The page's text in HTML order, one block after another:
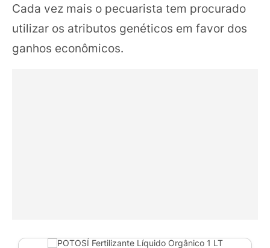
Cada vez mais o pecuarista tem procurado
utilizar os atributos genéticos em favor dos
ganhos econômicos.